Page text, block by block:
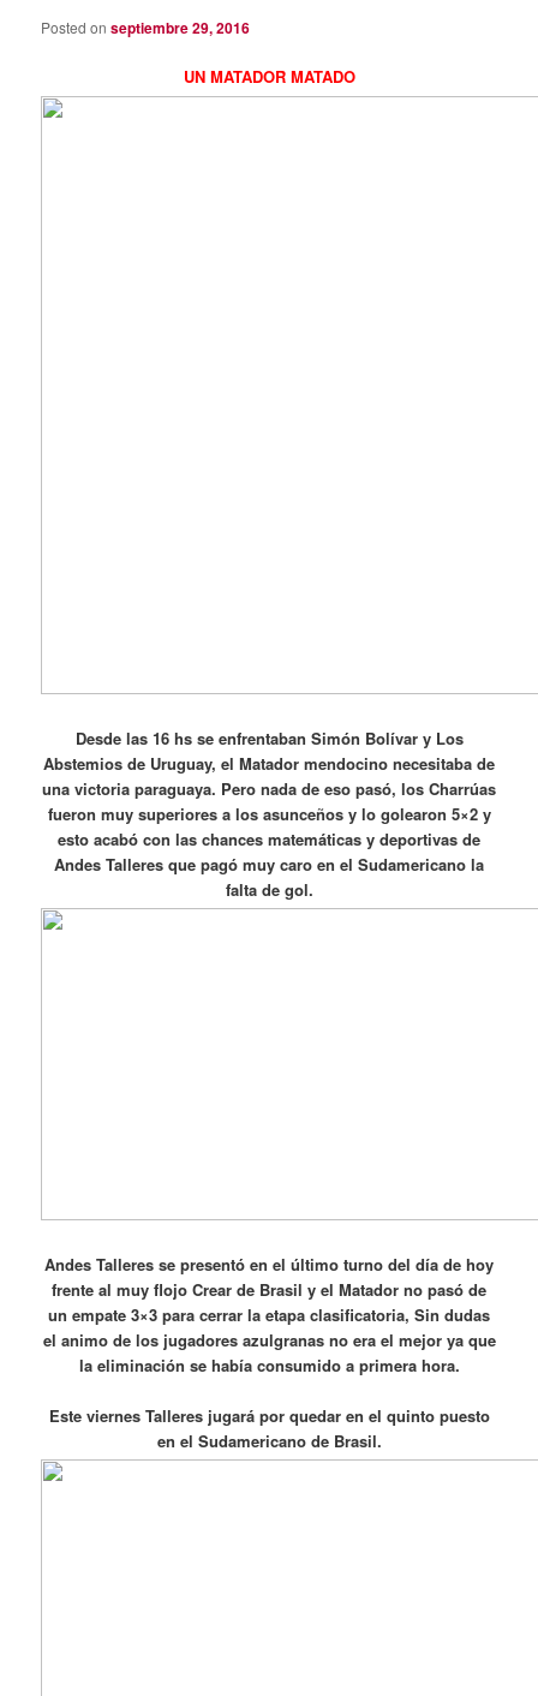
Posted onseptiembre 29, 2016
UN MATADOR MATADO
Desde las 16 hs se enfrentaban Simón Bolívar y Los
Abstemios de Uruguay, el Matador mendocino necesitaba de
una victoria paraguaya. Pero nada de eso pasó, los Charrúas
fueron muy superiores a los asunceños y lo golearon 5×2 y
esto acabó con las chances matemáticas y deportivas de
Andes Talleres que pagó muy caro en el Sudamericano la
falta de gol.
Andes Talleres se presentó en el último turno del día de hoy
frente al muy flojo Crear de Brasil y el Matador no pasó de
un empate 3×3 para cerrar la etapa clasificatoria, Sin dudas
el animo de los jugadores azulgranas no era el mejor ya que
la eliminación se había consumido a primera hora.
Este viernes Talleres jugará por quedar en el quinto puesto
en el Sudamericano de Brasil.